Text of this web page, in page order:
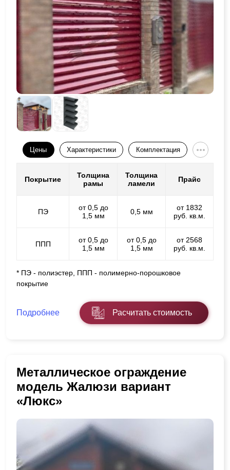
Цены Характеристики Комплектация
Покрытие
Толщина
рамы
Толщина
ламели
Прайс
ПЭ
от 0,5 до
1,5 мм
0,5 мм
от 1832
руб. кв.м.
ППП
от 0,5 до
1,5 мм
от 0,5 до
1,5 мм
от 2568
руб. кв.м.
* ПЭ - полиэстер, ППП - полимерно-порошковое
покрытие
Подробнее Расчитать стоимость
Металлическое ограждение
модель Жалюзи вариант
«Люкс»